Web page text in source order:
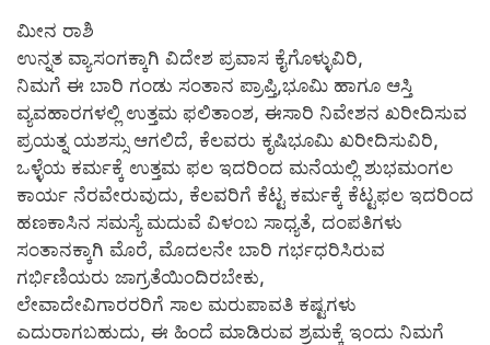
ಮೀನ ರಾಶಿ
ಉನ್ನತ ವ್ಯಾಸಂಗಕ್ಕಾಗಿ ವಿದೇಶ ಪ್ರವಾಸ ಕೈಗೊಳ್ಳುವಿರಿ,
ನಿಮಗೆ ಈ ಬಾರಿ ಗಂಡು ಸಂತಾನ ಪ್ರಾಪ್ತಿ,ಭೂಮಿ ಹಾಗೂ ಆಸ್ತಿ
ವ್ಯವಹಾರಗಳಲ್ಲಿ ಉತ್ತಮ ಫಲಿತಾಂಶ, ಈಸಾರಿ ನಿವೇಶನ ಖರೀದಿಸುವ
ಪ್ರಯತ್ನ ಯಶಸ್ಸು ಆಗಲಿದೆ, ಕೆಲವರು ಕೃಷಿಭೂಮಿ ಖರೀದಿಸುವಿರಿ,
ಒಳ್ಳೆಯ ಕರ್ಮಕ್ಕೆ ಉತ್ತಮ ಫಲ ಇದರಿಂದ ಮನೆಯಲ್ಲಿ ಶುಭಮಂಗಲ
ಕಾರ್ಯ ನೆರವೇರುವುದು, ಕೆಲವರಿಗೆ ಕೆಟ್ಟ ಕರ್ಮಕ್ಕೆ ಕೆಟ್ಟಫಲ ಇದರಿಂದ
ಹಣಕಾಸಿನ ಸಮಸ್ಯೆ ಮದುವೆ ವಿಳಂಬ ಸಾಧ್ಯತೆ, ದಂಪತಿಗಳು
ಸಂತಾನಕ್ಕಾಗಿ ಮೊರೆ, ಮೊದಲನೇ ಬಾರಿ ಗರ್ಭಧರಿಸಿರುವ
ಗರ್ಭಿಣಿಯರು ಜಾಗ್ರತೆಯಿಂದಿರಬೇಕು,
ಲೇವಾದೇವಿಗಾರರರಿಗೆ ಸಾಲ ಮರುಪಾವತಿ ಕಷ್ಟಗಳು
ಎದುರಾಗಬಹುದು, ಈ ಹಿಂದೆ ಮಾಡಿರುವ ಶ್ರಮಕ್ಕೆ ಇಂದು ನಿಮಗೆ